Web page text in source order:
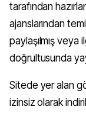
tarafından
ajanslarından
paylaşılmış veya
doğrultusunda
Sitede yer alan
izinsiz olarak